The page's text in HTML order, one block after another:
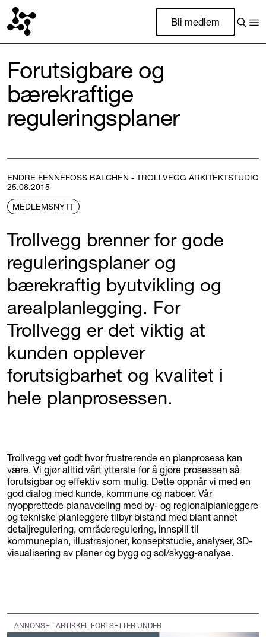
Bli medlem
Forutsigbare og
bærekraftige
reguleringsplaner
ENDRE FENNEFOSS BALCHEN - TROLLVEGG ARKITEKTSTUDIO
25.08.2015
MEDLEMSNYTT
Trollvegg brenner for gode
reguleringsplaner og
bærekraftig byutvikling og
arealplanlegging. For
Trollvegg er det viktig at
kunden opplever
forutsigbarhet og kvalitet i
hele planprosessen.
Trollvegg vet godt hvor frustrerende en planprosess kan
være. Vi gjør alltid vårt ytterste for å gjøre prosessen så
forutsigbar og effektiv som mulig. Dette oppnår vi med en
god dialog med kunde, kommune og naboer. Vår
nyopprettede planavdeling med by- og regionalplanleggere
og tekniske planleggere tilbyr bistand med blant annet
detaljregulering, områderegulering, innspill til
kommuneplan, illustrasjoner, konseptstudie, analyser, 3D-
visualisering av planer og bygg og sol/skygg-analyse.
ANNONSE - ARTIKKEL FORTSETTER UNDER